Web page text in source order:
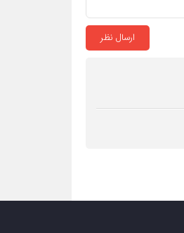
ارسال نظر